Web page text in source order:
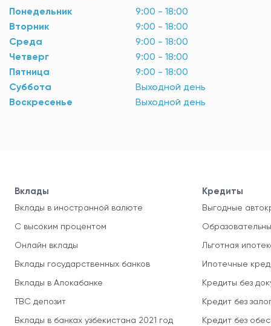
Понедельник
9:00 - 18:00
Вторник
9:00 - 18:00
Среда
9:00 - 18:00
Четверг
9:00 - 18:00
Пятница
9:00 - 18:00
Суббота
Выходной день
Воскресенье
Выходной день
Вклады
Вклады в иностранной валюте
С высоким процентом
Онлайн вклады
Вклады государственных банков
Вклады в Алокабанке
TBC депозит
Вклады в банках узбекистана 2021 год
Кредиты
Выгодные
Льготная
Ипотечные
Кредиты без
Кредит без
Кредит без